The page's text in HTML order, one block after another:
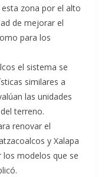
zona por el alto
de mejorar el
para los
el sistema se
similares a
las unidades
terreno.
renovar el
y Xalapa
los modelos que se